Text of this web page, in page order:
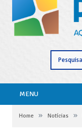
MENU
Home » Notícias »